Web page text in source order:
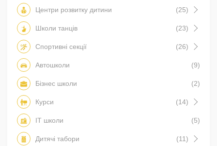
Центри розвитку дитини (25)
Школи танців (23)
Спортивні секції (26)
Автошколи (9)
Бізнес школи (2)
Курси (14)
IT школи (5)
Дитячі табори (11)